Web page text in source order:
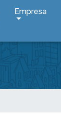
Empresa